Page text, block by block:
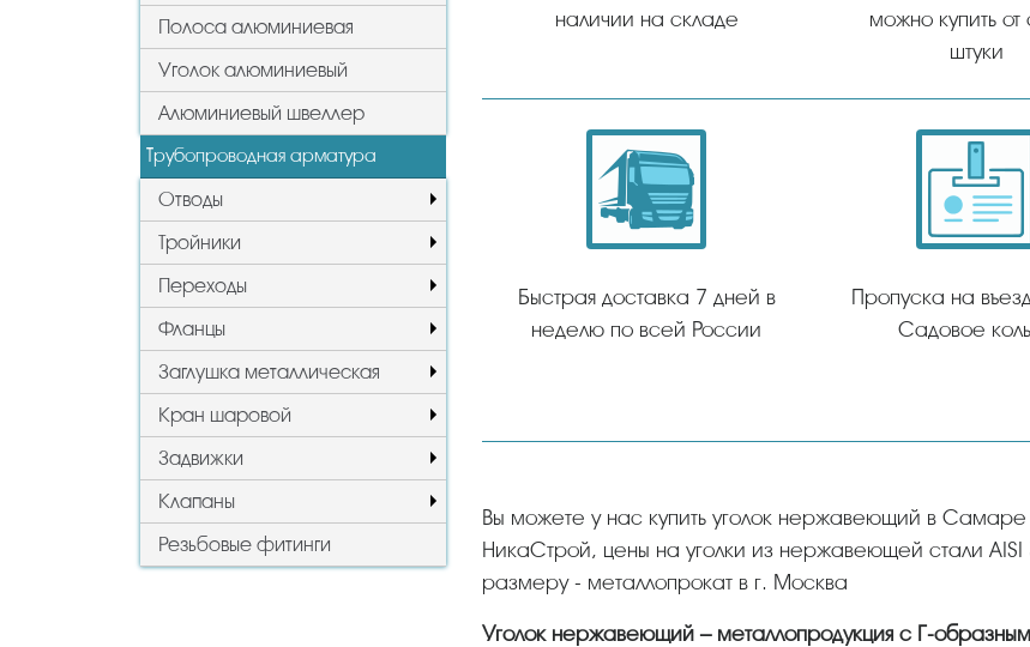
Полоса алюминиевая
Уголок алюминиевый
Алюминиевый швеллер
Трубопроводная арматура
Отводы
Тройники
Переходы
Фланцы
Заглушка металлическая
Кран шаровой
Задвижки
Клапаны
Резьбовые фитинги
наличии на складе
можно купить от
штуки
Быстрая доставка 7 дней в
неделю по всей России
Пропуска на
Садовое
Вы можете у нас купить уголок нержавеющий в Самаре в интернет-магазине металлопроката
НикаСтрой, цены на уголки из нержавеющей стали AISI
размеру - металлопрокат в г. Москва
Уголок нержавеющий – металлопродукция с Г-